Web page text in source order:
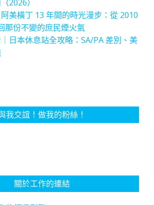
2026）
阿美橫丁 13 年間的時光漫步：從 2010
那份不變的庶民煙火氣
日本休息站全攻略：SA/PA 差別、美
我交誼！做我的粉絲！
關於工作的連結